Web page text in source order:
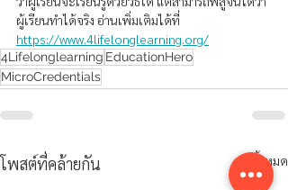
ผู้เรียนทำได้จริง อ่านเพิ่มเติมได้ที่
https://www.4lifelonglearning.org/
4Lifelonglearning EducationHero
MicroCredentials
โพสต์ที่คล้ายกัน ดูทั้งหมด